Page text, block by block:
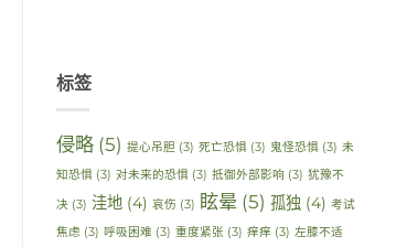
标签
侵略(5) 提心吊胆 (3) 死亡恐惧(3) 鬼怪恐惧(3) 未
知恐惧(3) 对未来的恐惧(3) 抵御外部影响 (3) 犹豫不
决(3) 洼地(4) 哀伤 (3) 眩晕 (5) 孤独 (4) 考试
焦虑 (3) 呼吸困难 (3) 重度紧张(3) 痒痒 (3) 左膝不适